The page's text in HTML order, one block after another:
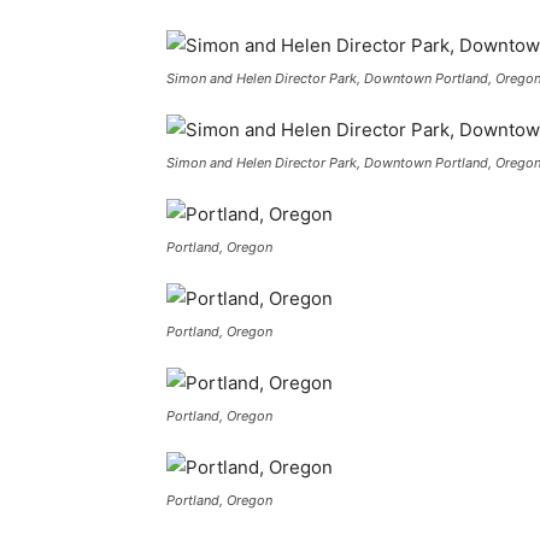
Simon and Helen Director Park, Downtown Portland, Oregon
Simon and Helen Director Park, Downtown Portland, Oregon
Portland, Oregon
Portland, Oregon
Portland, Oregon
Portland, Oregon